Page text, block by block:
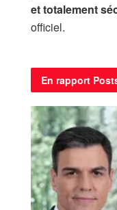
et totalement
officiel.
En rapport